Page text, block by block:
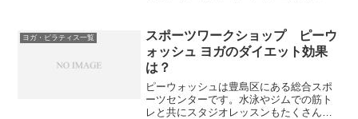
ヨガ・ピラティス一覧
スポーツワークショップ ピーウ
ォッシュ ヨガのダイエット効果
は？
ピーウォッシュは豊島区にある総合スポ
ーツセンターです。水泳やジムでの筋ト
レと共にスタジオレッスンもたくさんあ